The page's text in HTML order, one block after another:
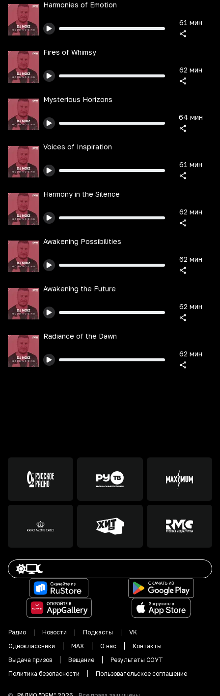
Harmonies of Emotion
61 мин
Fires of Whimsy
62 мин
Mysterious Horizons
64 мин
Voices of Inspiration
61 мин
Harmony in the Silence
62 мин
Awakening Possibilities
62 мин
Awakening the Future
62 мин
Radiance of the Dawn
62 мин
Радио Новости Подкасты
VK
Одноклассники
MAX О нас
Контакты
Выдача призов
Вещание
Результаты СОУТ
Политика безопасности
Пользовательское соглашение